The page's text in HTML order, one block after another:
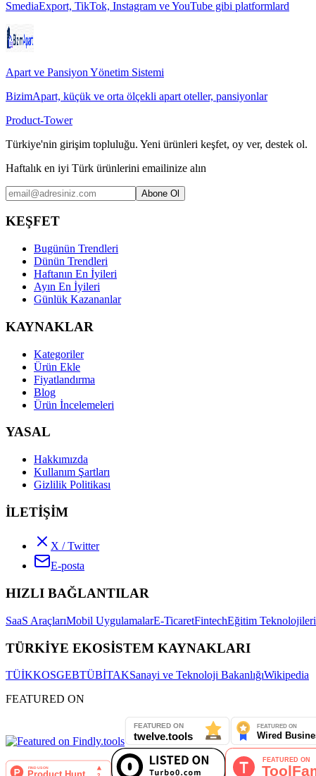
SmediaExport, TikTok, Instagram ve YouTube gibi platformlard
Apart ve Pansiyon Yönetim Sistemi
BizimApart, küçük ve orta ölçekli apart oteller, pansiyonlar
Product-Tower
Türkiye'nin girişim topluluğu. Yeni ürünleri keşfet, oy ver, destek ol.
Haftalık en iyi Türk ürünlerini emailinize alın
Abone Ol
KEŞFET
Bugünün Trendleri
Dünün Trendleri
Haftanın En İyileri
Ayın En İyileri
Günlük Kazananlar
KAYNAKLAR
Kategoriler
Ürün Ekle
Fiyatlandırma
Blog
Ürün İncelemeleri
YASAL
Hakkımızda
Kullanım Şartları
Gizlilik Politikası
İLETİŞİM
X / Twitter
E-posta
HIZLI BAĞLANTILAR
SaaS AraçlarıMobil UygulamalarE-TicaretFintechEğitim Teknolojileri
TÜRKİYE EKOSİSTEM KAYNAKLARI
TÜİKKOSGEBTÜBİTAKSanayi ve Teknoloji BakanlığıWikipedia
FEATURED ON